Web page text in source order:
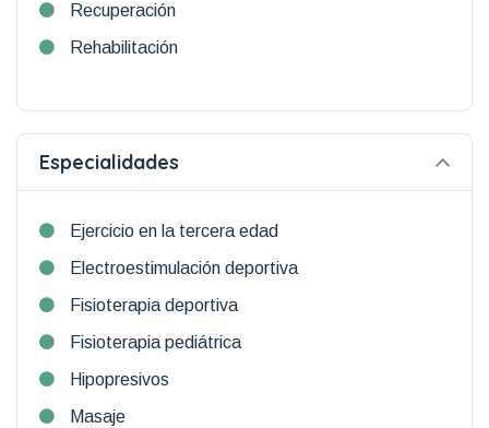
Recuperación
Rehabilitación
Especialidades
Ejercicio en la tercera edad
Electroestimulación deportiva
Fisioterapia deportiva
Fisioterapia pediátrica
Hipopresivos
Masaje